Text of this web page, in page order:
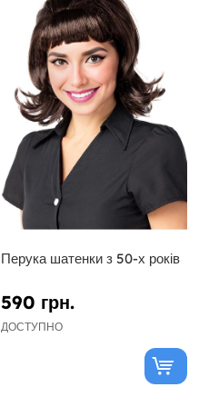
Перука шатенки з 50-х років
590 грн.
ДОСТУПНО